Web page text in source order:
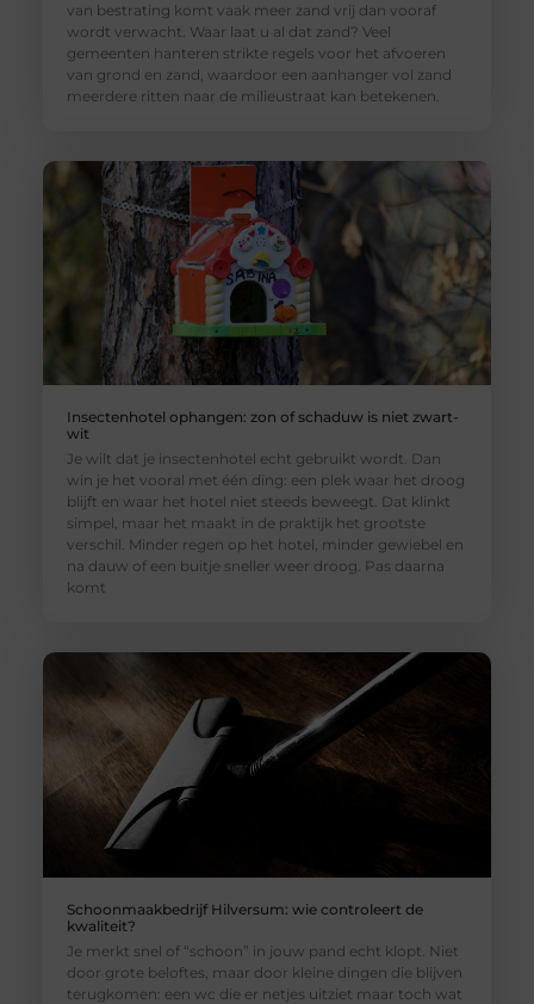
van bestrating komt vaak meer zand vrij dan vooraf
wordt verwacht. Waar laat u al dat zand? Veel
gemeenten hanteren strikte regels voor het afvoeren
van grond en zand, waardoor een aanhanger vol zand
meerdere ritten naar de milieustraat kan betekenen.
Insectenhotel ophangen: zon of schaduw is niet zwart-
wit
Je wilt dat je insectenhotel echt gebruikt wordt. Dan
win je het vooral met één ding: een plek waar het droog
blijft en waar het hotel niet steeds beweegt. Dat klinkt
simpel, maar het maakt in de praktijk het grootste
verschil. Minder regen op het hotel, minder gewiebel en
na dauw of een buitje sneller weer droog. Pas daarna
komt
Schoonmaakbedrijf Hilversum: wie controleert de
kwaliteit?
Je merkt snel of “schoon” in jouw pand echt klopt. Niet
door grote beloftes, maar door kleine dingen die blijven
terugkomen: een wc die er netjes uitziet maar toch wat